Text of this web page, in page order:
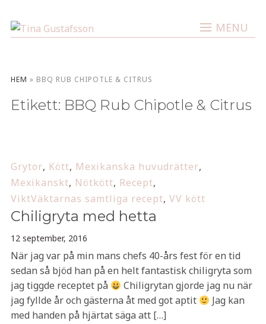
MENU
HEM » BBQ RUB CHIPOTLE & CITRUS
Etikett: BBQ Rub Chipotle & Citrus
Grytor, Kött, Mexikanska huvudrätter,
Mexikanskt, Nötkött, Recept,
ViktVäktarnas samtliga recept, VV kött
Chiligryta med hetta
12 september, 2016
När jag var på min mans chefs 40-års fest för en tid
sedan så bjöd han på en helt fantastisk chiligryta som
jag tiggde receptet på
Chiligrytan gjorde jag nu när
jag fyllde år och gästerna åt med got aptit
Jag kan
med handen på hjärtat säga att […]